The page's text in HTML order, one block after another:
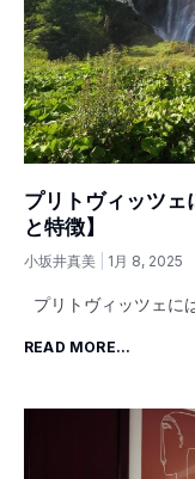
プリトヴィッツ
と特徴】
小坂井真美 1月 8, 2025
プリトヴィッツェに
READ MORE...